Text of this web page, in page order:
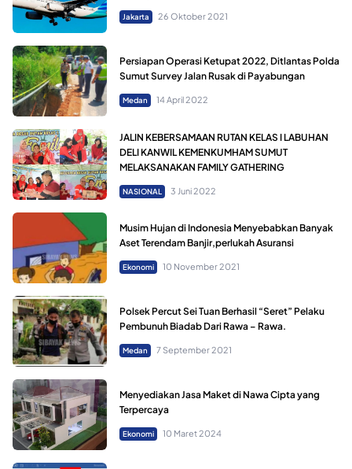
Jakarta 26 Oktober 2021
Persiapan Operasi Ketupat 2022, Ditlantas Polda
Sumut Survey Jalan Rusak di Payabungan
Medan 14 April 2022
JALIN KEBERSAMAAN RUTAN KELAS I LABUHAN
DELI KANWIL KEMENKUMHAM SUMUT
MELAKSANAKAN FAMILY GATHERING
NASIONAL 3 Juni 2022
Musim Hujan di Indonesia Menyebabkan Banyak
Aset Terendam Banjir,perlukah Asuransi
Ekonomi 10 November 2021
Polsek Percut Sei Tuan Berhasil “Seret” Pelaku
Pembunuh Biadab Dari Rawa – Rawa.
Medan 7 September 2021
Menyediakan Jasa Maket di Nawa Cipta yang
Terpercaya
Ekonomi 10 Maret 2024